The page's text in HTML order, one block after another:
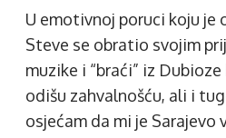
U emotivnoj poruci koju je
Steve se obratio svojim
muzike i “braći” iz
odišu zahvalnošću, ali i
osjećam da mi je Sarajevo